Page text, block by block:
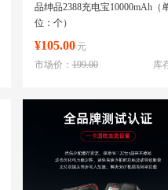
品绅品2388充电宝10000mAh（
位：个）
¥105.00 元
库
市场价：199.00